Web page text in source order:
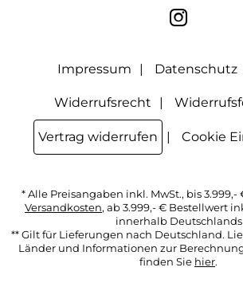
Wirkung für die Zukunft widerrufen,
"Abmelden" am Ende des Newsletters
Impressum Datenschutz
Widerrufsrecht
Vertrag widerrufen Cookie
* Alle Preisangaben inkl. MwSt., bis
Versandkosten, ab 3.999,- € Bestellwert
innerhalb Deutschlands
** Gilt für Lieferungen nach Deutschland.
Länder und Informationen zur
finden Sie hier.